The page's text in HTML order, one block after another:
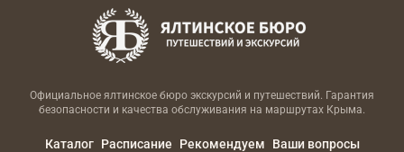
Официальное ялтинское бюро экскурсий и путешествий. Гарантия
безопасности и качества обслуживания на маршрутах Крыма.
Каталог Расписание Рекомендуем
Ваши вопросы